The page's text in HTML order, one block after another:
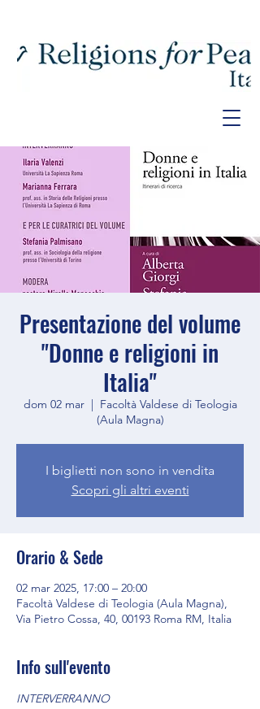
Presentazione del volume
"Donne e religioni in
Italia"
dom 02 mar
  |
Facoltà Valdese di Teologia
(Aula Magna)
I biglietti non sono in vendita
Scopri gli altri eventi
Orario & Sede
02 mar 2025, 17:00 – 20:00
Facoltà Valdese di Teologia (Aula Magna),
Via Pietro Cossa, 40, 00193 Roma RM, Italia
Info sull'evento
INTERVERRANNO